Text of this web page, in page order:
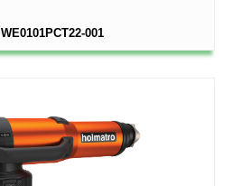
WE0101PCT22-001